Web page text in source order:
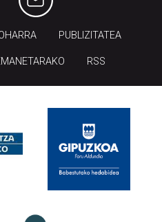
PUBLIZITATEA
RSS